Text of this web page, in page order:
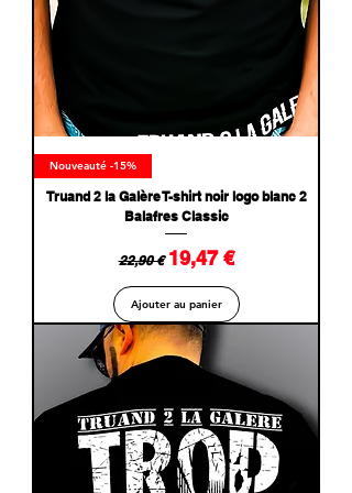
Nouveauté -15%
Truand 2 la Galère T-shirt noir logo blanc 2
Balafres Classic
Prix original
22,90 € Prix promotionnel
19,47 €
Ajouter au panier